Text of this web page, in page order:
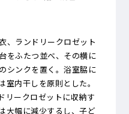
、ランドリークロゼット
をふたつ並べ、その横に
シンクを置く。浴室脇に
内干しを原則とした。
リークロゼットに収納す
大幅に減少するし、子ど